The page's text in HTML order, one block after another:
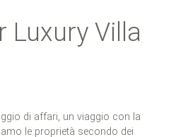
Luxury Villa
di affari, un viaggio con la
le proprietà secondo dei